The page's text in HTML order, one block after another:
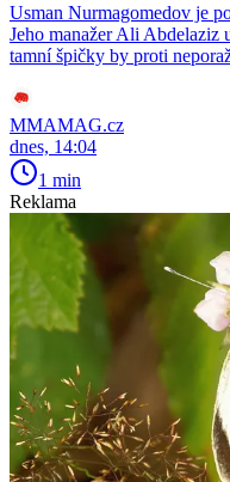
Usman Nurmagomedov je
Jeho manažer Ali Abdelaziz
tamní špičky by proti
MMAMAG.cz
dnes, 14:04
1 min
Reklama